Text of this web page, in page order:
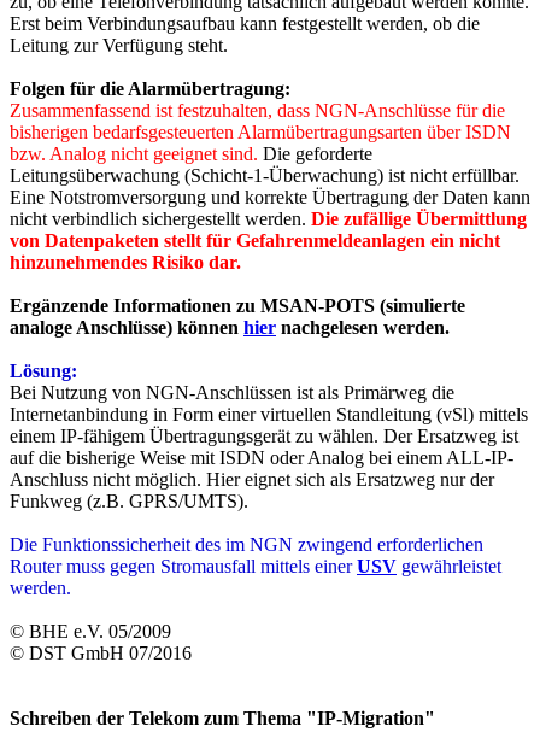
Erst beim Verbindungsaufbau kann festgestellt werden, ob die
Leitung zur Verfügung steht.
Folgen für die Alarmübertragung:
Zusammenfassend ist festzuhalten, dass NGN-Anschlüsse für die
bisherigen bedarfsgesteuerten Alarmübertragungsarten über ISDN
bzw. Analog nicht geeignet sind. Die geforderte
Leitungsüberwachung (Schicht-1-Überwachung) ist nicht erfüllbar.
Eine Notstromversorgung und korrekte Übertragung der Daten kann
nicht verbindlich sichergestellt werden. Die zufällige Übermittlung
von Datenpaketen stellt für Gefahrenmeldeanlagen ein nicht
hinzunehmendes Risiko dar.
Ergänzende Informationen zu MSAN-POTS (simulierte
analoge Anschlüsse) können hier nachgelesen werden.
Lösung:
Bei Nutzung von NGN-Anschlüssen ist als Primärweg die
Internetanbindung in Form einer virtuellen Standleitung (vSl) mittels
einem IP-fähigem Übertragungsgerät zu wählen. Der Ersatzweg ist
auf die bisherige Weise mit ISDN oder Analog bei einem ALL-IP-
Anschluss nicht möglich. Hier eignet sich als Ersatzweg nur der
Funkweg (z.B. GPRS/UMTS).
Die Funktionssicherheit des im NGN zwingend erforderlichen
Router muss gegen Stromausfall mittels einerUSV gewährleistet
werden.
© BHE e.V. 05/2009
© DST GmbH 07/2016
Schreiben der Telekom zum Thema "IP-Migration"